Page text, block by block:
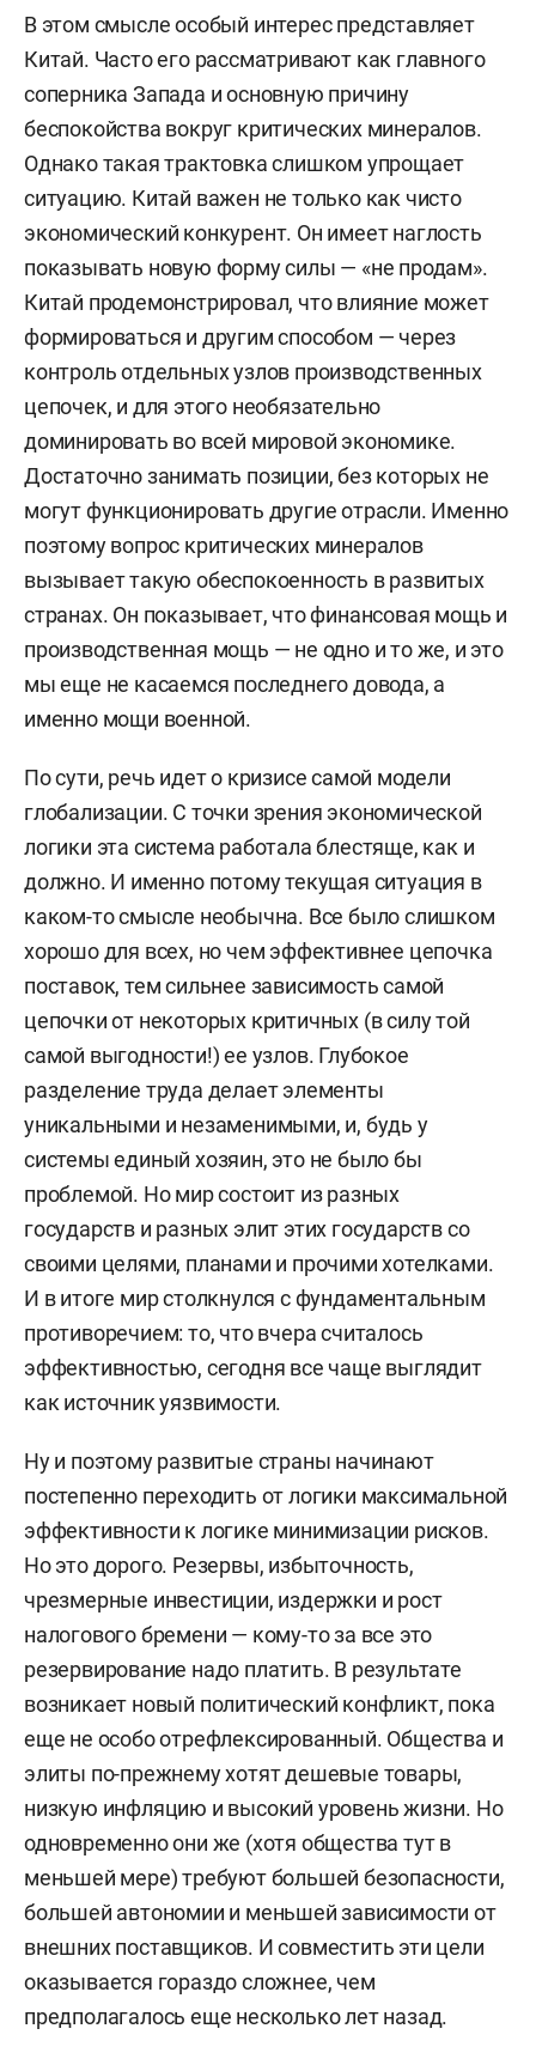
В этом смысле особый интерес представляет
Китай. Часто его рассматривают как главного
соперника Запада и основную причину
беспокойства вокруг критических минералов.
Однако такая трактовка слишком упрощает
ситуацию. Китай важен не только как чисто
экономический конкурент. Он имеет наглость
показывать новую форму силы — «не продам».
Китай продемонстрировал, что влияние может
формироваться и другим способом — через
контроль отдельных узлов производственных
цепочек, и для этого необязательно
доминировать во всей мировой экономике.
Достаточно занимать позиции, без которых не
могут функционировать другие отрасли. Именно
поэтому вопрос критических минералов
вызывает такую обеспокоенность в развитых
странах. Он показывает, что финансовая мощь и
производственная мощь — не одно и то же, и это
мы еще не касаемся последнего довода, а
именно мощи военной.
По сути, речь идет о кризисе самой модели
глобализации. С точки зрения экономической
логики эта система работала блестяще, как и
должно. И именно потому текущая ситуация в
каком-то смысле необычна. Все было слишком
хорошо для всех, но чем эффективнее цепочка
поставок, тем сильнее зависимость самой
цепочки от некоторых критичных (в силу той
самой выгодности!) ее узлов. Глубокое
разделение труда делает элементы
уникальными и незаменимыми, и, будь у
системы единый хозяин, это не было бы
проблемой. Но мир состоит из разных
государств и разных элит этих государств со
своими целями, планами и прочими хотелками.
И в итоге мир столкнулся с фундаментальным
противоречием: то, что вчера считалось
эффективностью, сегодня все чаще выглядит
как источник уязвимости.
Ну и поэтому развитые страны начинают
постепенно переходить от логики максимальной
эффективности к логике минимизации рисков.
Но это дорого. Резервы, избыточность,
чрезмерные инвестиции, издержки и рост
налогового бремени — кому-то за все это
резервирование надо платить. В результате
возникает новый политический конфликт, пока
еще не особо отрефлексированный. Общества и
элиты по-прежнему хотят дешевые товары,
низкую инфляцию и высокий уровень жизни. Но
одновременно они же (хотя общества тут в
меньшей мере) требуют большей безопасности,
большей автономии и меньшей зависимости от
внешних поставщиков. И совместить эти цели
оказывается гораздо сложнее, чем
предполагалось еще несколько лет назад.